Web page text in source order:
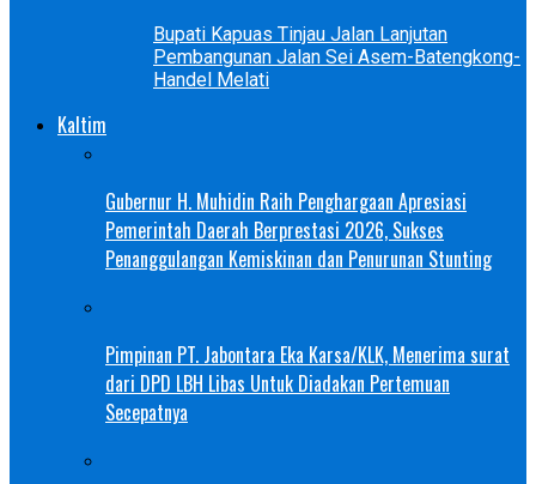
Bupati Kapuas Tinjau Jalan Lanjutan
Pembangunan Jalan Sei Asem-Batengkong-
Handel Melati
Kaltim
Gubernur H. Muhidin Raih Penghargaan Apresiasi
Pemerintah Daerah Berprestasi 2026, Sukses
Penanggulangan Kemiskinan dan Penurunan Stunting
Pimpinan PT. Jabontara Eka Karsa/KLK, Menerima surat
dari DPD LBH Libas Untuk Diadakan Pertemuan
Secepatnya